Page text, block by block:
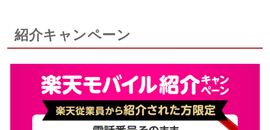
紹介キャンペーン